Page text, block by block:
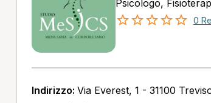
Psicologo,
0
Indirizzo: Via Everest, 1 - 31100